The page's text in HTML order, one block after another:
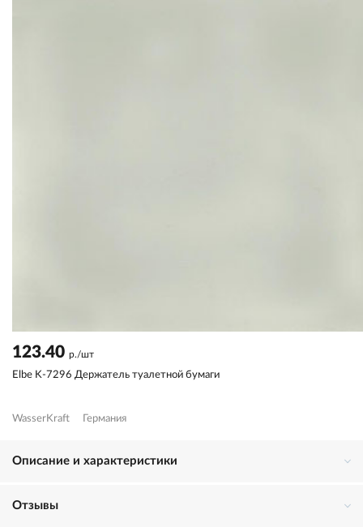
123.40 р./шт
Elbe K-7296 Держатель туалетной бумаги
WasserKraft Германия
Описание и характеристики
Отзывы